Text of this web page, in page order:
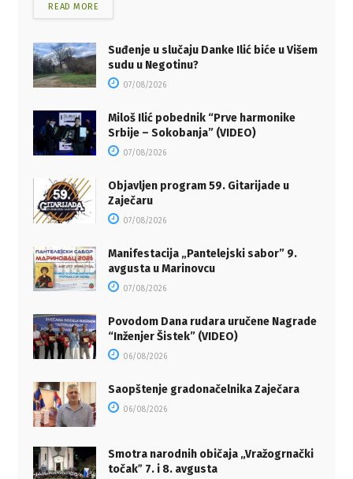
READ MORE
Suđenje u slučaju Danke Ilić biće u Višem
sudu u Negotinu?
07/08/2026
Miloš Ilić pobednik “Prve harmonike
Srbije – Sokobanja” (VIDEO)
07/08/2026
Objavljen program 59. Gitarijade u
Zaječaru
07/08/2026
Manifestacija „Pantelejski sabor” 9.
avgusta u Marinovcu
07/08/2026
Povodom Dana rudara uručene Nagrade
“Inženjer Šistek” (VIDEO)
06/08/2026
Saopštenje gradonačelnika Zaječara
06/08/2026
Smotra narodnih običaja „Vražogrnački
točakˮ 7. i 8. avgusta